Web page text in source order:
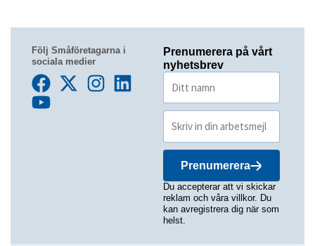
Följ Småföretagarna i
sociala medier
Prenumerera på vårt
nyhetsbrev
Prenumerera
Du accepterar att vi skickar
reklam och våra villkor. Du
kan avregistrera dig när som
helst.